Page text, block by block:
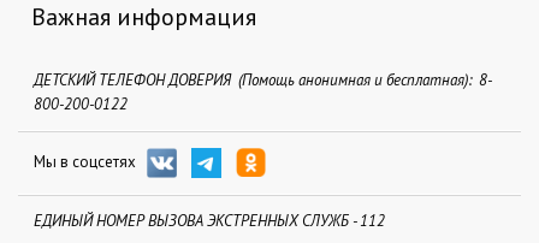
Важная информация
ДЕТСКИЙ ТЕЛЕФОН ДОВЕРИЯ (Помощь анонимная и бесплатная): 8-
800-200-0122
Мы в соцсетях
ЕДИНЫЙ НОМЕР ВЫЗОВА ЭКСТРЕННЫХ СЛУЖБ - 112